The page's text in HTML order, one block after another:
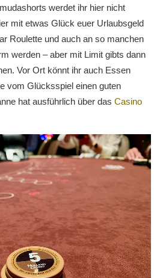
werdet ihr hier nicht
mit etwas Glück euer Urlaubsgeld
Roulette und auch an so manchen
werden – aber mit Limit gibts dann
Vor Ort könnt ihr auch Essen
vom Glücksspiel einen guten
hat ausführlich über das Casino